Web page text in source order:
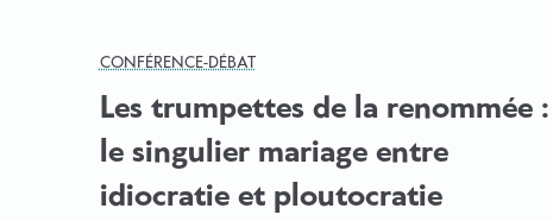
CONFÉRENCE-DÉBAT
Les trumpettes de la renommée :
le singulier mariage entre
idiocratie et ploutocratie